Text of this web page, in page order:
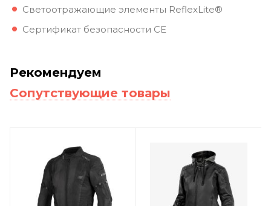
Светоотражающие элементы ReflexLite®
Сертификат безопасности CE
Рекомендуем
Сопутствующие товары